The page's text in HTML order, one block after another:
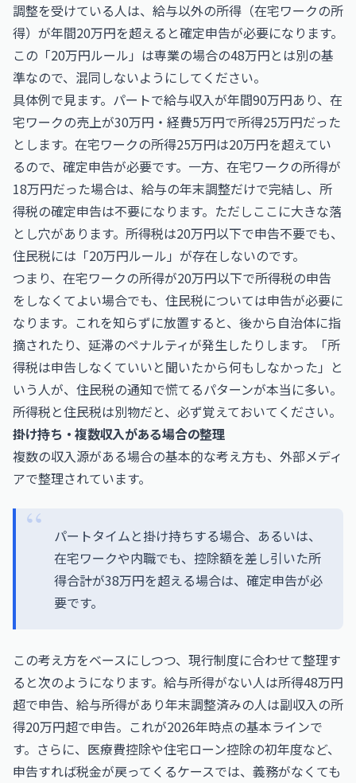
調整を受けている人は、給与以外の所得（在宅ワークの所
得）が年間20万円を超えると確定申告が必要になります。
この「20万円ルール」は専業の場合の48万円とは別の基
準なので、混同しないようにしてください。
具体例で見ます。パートで給与収入が年間90万円あり、在
宅ワークの売上が30万円・経費5万円で所得25万円だった
とします。在宅ワークの所得25万円は20万円を超えてい
るので、確定申告が必要です。一方、在宅ワークの所得が
18万円だった場合は、給与の年末調整だけで完結し、所
得税の確定申告は不要になります。ただしここに大きな落
とし穴があります。所得税は20万円以下で申告不要でも、
住民税には「20万円ルール」が存在しないのです。
つまり、在宅ワークの所得が20万円以下で所得税の申告
をしなくてよい場合でも、住民税については申告が必要に
なります。これを知らずに放置すると、後から自治体に指
摘されたり、延滞のペナルティが発生したりします。「所
得税は申告しなくていいと聞いたから何もしなかった」と
いう人が、住民税の通知で慌てるパターンが本当に多い。
所得税と住民税は別物だと、必ず覚えておいてください。
掛け持ち・複数収入がある場合の整理
複数の収入源がある場合の基本的な考え方も、外部メディ
アで整理されています。
パートタイムと掛け持ちする場合、あるいは、
在宅ワークや内職でも、控除額を差し引いた所
得合計が38万円を超える場合は、確定申告が必
要です。
この考え方をベースにしつつ、現行制度に合わせて整理す
ると次のようになります。給与所得がない人は所得48万円
超で申告、給与所得があり年末調整済みの人は副収入の所
得20万円超で申告。これが2026年時点の基本ラインで
す。さらに、医療費控除や住宅ローン控除の初年度など、
申告すれば税金が戻ってくるケースでは、義務がなくても